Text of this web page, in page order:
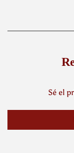
Sé el